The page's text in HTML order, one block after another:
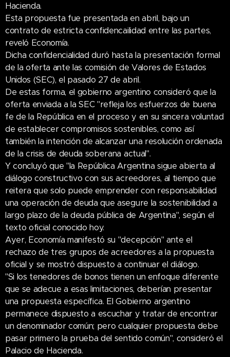
Hacienda.
Esta propuesta fue presentada en abril, bajo un
contrato de estricta confidencailidad entre las partes,
reveló Economía.
Dicha confidencialidad duró hasta la presentación formal
de la oferta ante las comisión de Valores de Estados
Unidos (SEC), el pasado 27 de abril.
De estas forma, el gobierno argentino consideró que la
oferta enviada a la SEC "refleja los esfuerzos de buena
fe de la República en el proceso y en su sincera voluntad
de establecer compromisos sostenibles, como así
también la intención de alcanzar una resolución ordenada
de la crisis de deuda soberana actual".
Y concluyó que "la República Argentina sigue abierta al
diálogo constructivo con sus acreedores, al tiempo que
reitera que solo puede emprender con responsabilidad
una operación de deuda que asegure la sostenibilidad a
largo plazo de la deuda pública de Argentina", según el
texto oficial conocido hoy.
Ayer, Economía manifestó su "decepción" ante el
rechazo de tres grupos de acreedores a la propuesta
oficial y se mostró dispuesto a continuar el diálogo.
"Si los tenedores de bonos tienen un enfoque diferente
que se adecue a esas limitaciones, deberían presentar
una propuesta específica. El Gobierno argentino
permanece dispuesto a escuchar y tratar de encontrar
un denominador común; pero cualquier propuesta debe
pasar primero la prueba del sentido común", consideró el
Palacio de Hacienda.